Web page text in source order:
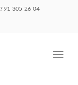
91-305-26-04